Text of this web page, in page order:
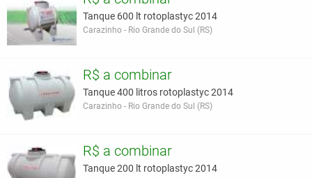
Tanque 600 lt rotoplastyc 2014
Carazinho - Rio Grande do Sul (RS)
R$ a combinar
Tanque 400 litros rotoplastyc 2014
Carazinho - Rio Grande do Sul (RS)
R$ a combinar
Tanque 200 lt rotoplastyc 2014